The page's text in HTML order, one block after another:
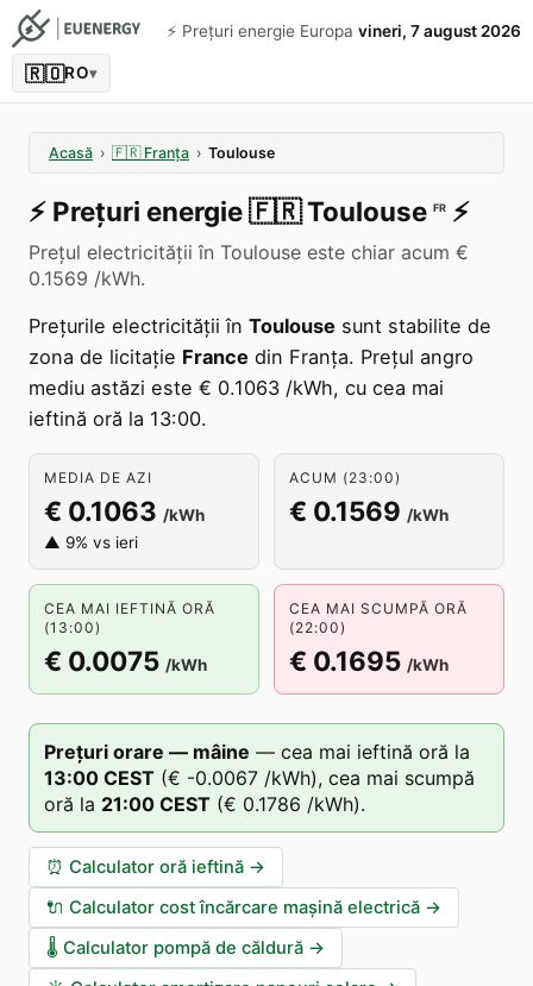
⚡️ Prețuri energie Europa vineri, 7 august 2026
🇷🇴RO▾
Acasă › 🇫🇷 Franța › Toulouse
⚡️ Prețuri energie🇫🇷Toulouse FR ⚡️
Prețul electricității în Toulouse este chiar acum €
0.1569 /kWh.
Prețurile electricității în Toulouse sunt stabilite de
zona de licitație France din Franța. Prețul angro
mediu astăzi este € 0.1063 /kWh, cu cea mai
ieftină oră la 13:00.
MEDIA DE AZI
€ 0.1063 /kWh
▲ 9% vs ieri
ACUM (23:00)
€ 0.1569 /kWh
CEA MAI IEFTINĂ ORĂ
(13:00)
€ 0.0075 /kWh
CEA MAI SCUMPĂ ORĂ
(22:00)
€ 0.1695 /kWh
Prețuri orare — mâine — cea mai ieftină oră la
13:00 CEST (€ -0.0067 /kWh), cea mai scumpă
oră la 21:00 CEST (€ 0.1786 /kWh).
⏰ Calculator oră ieftină →
🔌 Calculator cost încărcare mașină electrică →
🌡️ Calculator pompă de căldură →